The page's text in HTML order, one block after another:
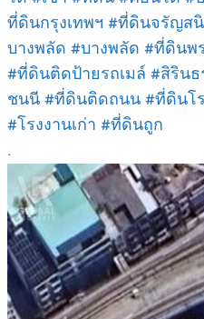
ที่ดินกรุงเทพฯ #ที่ดินจรัญส
บางพลัด #บางพลัด #ที่ดินพ
#ที่ดินติดป้ายรถเมล์ #สิริน
ชนนี #ที่ดินติดถนน #ที่ดินโ
#โรงงานเก่า #ที่ดินถูก
.